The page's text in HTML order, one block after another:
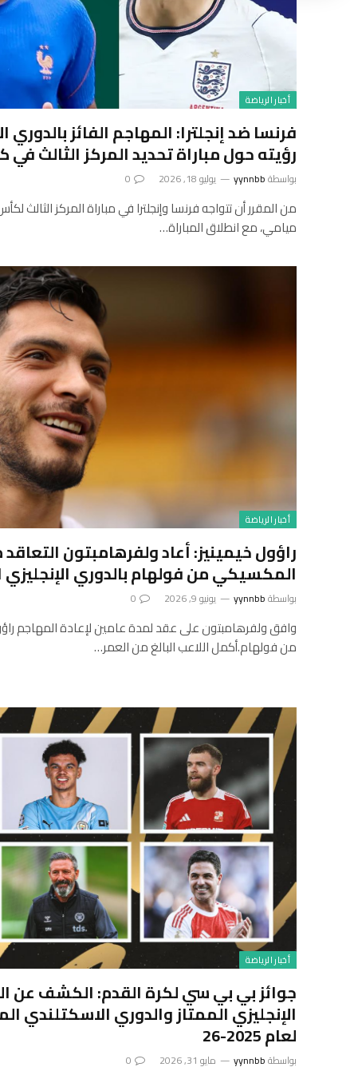
أخبار الرياضة
فرنسا ضد إنجلترا: المهاجم الفائز بالدوري
رؤيته حول مباراة تحديد المركز الثالث
بواسطةyynnbb يوليو 18, 2026 0
ميامي، مع انطلاق المباراة…
أخبار الرياضة
راؤول خيمينيز: أعاد ولفرهامبتون
المكسيكي من فولهام بالدوري الإنجليزي
بواسطةyynnbb يونيو 9, 2026 0
وافق ولفرهامبتون على عقد لمدة عامين لإعادة المهاجم
من فولهام.أكمل اللاعب البالغ من العمر…
أخبار الرياضة
جوائز بي بي سي لكرة القدم: الكشف عن
لعام 2025-26
بواسطةyynnbb مايو 31, 2026 0